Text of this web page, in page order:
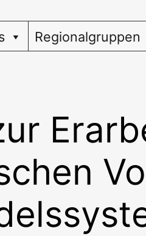
Regionalgruppen